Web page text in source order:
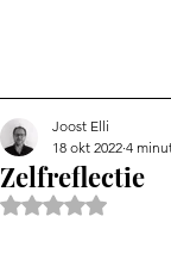
Zelfreflectie
Joost Elli
18 okt 2022 4
Beoordeeld